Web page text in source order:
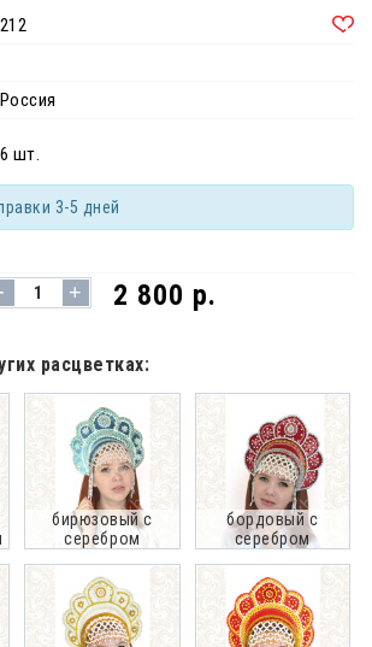
212
Россия
6 шт.
3-5 дней
+ 2 800 р.
расцветках:
бирюзовый с
серебром
бордовый с
серебром